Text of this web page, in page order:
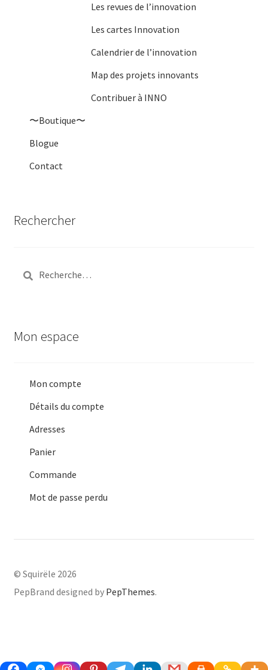
Les revues de l’innovation
Les cartes Innovation
Calendrier de l’innovation
Map des projets innovants
Contribuer à INNO
〜Boutique〜
Blogue
Contact
Rechercher
Rechercher :
Mon espace
Mon compte
Détails du compte
Adresses
Panier
Commande
Mot de passe perdu
© Squirële 2026
PepBrand designed by PepThemes.